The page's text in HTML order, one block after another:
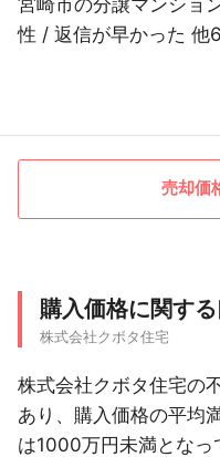
性 / 返信が早かった 他
売却価
購入価格に関す
株式会社クボタ住宅
株式会社クボタ住宅の
あり、購入価格の平均
は1000万円未満とな